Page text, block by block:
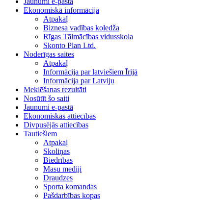
Ekonomiskā informācija
Atpakaļ
Biznesa vadības koledža
Rīgas Tālmācības vidusskola
Skonto Plan Ltd.
Noderīgas saites
Atpakaļ
Informācija par latviešiem Īrijā
Informācija par Latviju
Meklēšanas rezultāti
Nosūtīt šo saiti
Jaunumi e-pastā
Ekonomiskās attiecības
Divpusējās attiecības
Tautiešiem
Atpakaļ
Skoliņas
Biedrības
Masu mediji
Draudzes
Sporta komandas
Pašdarbības kopas